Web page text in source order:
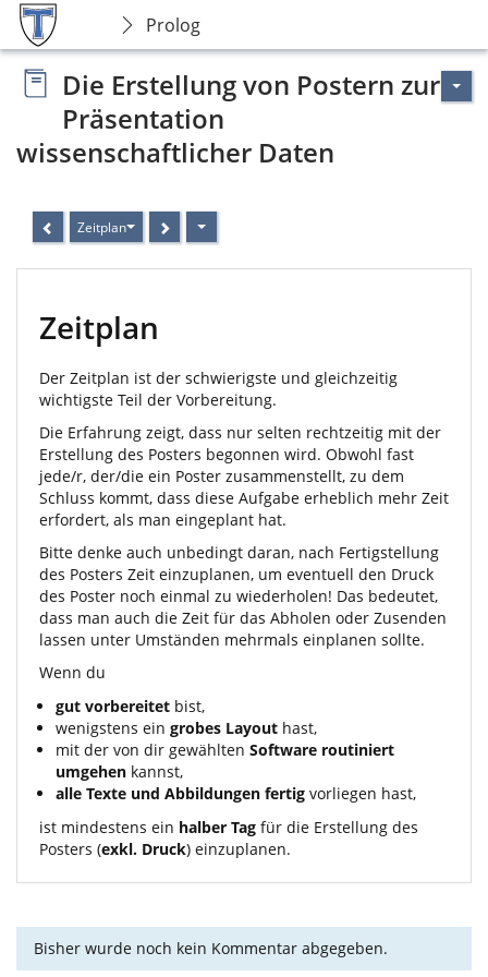
Prolog
Die Erstellung von Postern zur
Präsentation
wissenschaftlicher Daten
Zeitplan
Zeitplan
Der Zeitplan ist der schwierigste und gleichzeitig
wichtigste Teil der Vorbereitung.
Die Erfahrung zeigt, dass nur selten rechtzeitig mit der
Erstellung des Posters begonnen wird. Obwohl fast
jede/r, der/die ein Poster zusammenstellt, zu dem
Schluss kommt, dass diese Aufgabe erheblich mehr Zeit
erfordert, als man eingeplant hat.
Bitte denke auch unbedingt daran, nach Fertigstellung
des Posters Zeit einzuplanen, um eventuell den Druck
des Poster noch einmal zu wiederholen! Das bedeutet,
dass man auch die Zeit für das Abholen oder Zusenden
lassen unter Umständen mehrmals einplanen sollte.
Wenn du
gut vorbereitet bist,
wenigstens ein grobes Layout hast,
mit der von dir gewählten Software routiniert
umgehen kannst,
alle Texte und Abbildungen fertig vorliegen hast,
ist mindestens ein halber Tag für die Erstellung des
Posters (exkl. Druck) einzuplanen.
Bisher wurde noch kein Kommentar abgegeben.